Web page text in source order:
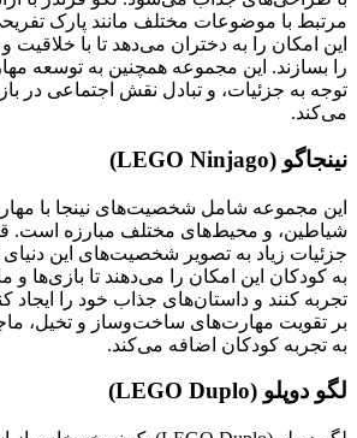
مرتبط با موضوعات مختلف مانند پارک
این امکان را به دختران می‌دهد تا با خلاقیت
را بسازند. این مجموعه همچنین به توسعه
توجه به جزئیات، و تبادل نقش اجتماعی در
می‌کند.
نینجاگو (LEGO Ninjago)
این مجموعه شامل شخصیت‌های نینجا با
شیاطین، و محیط‌های مختلف مبارزه است.
جزئیات زیاد به تصویر شخصیت‌های این دنیای
به کودکان این امکان را می‌دهند تا بازی‌ها و
تجربه کنند و داستان‌های جذاب خود را ایجاد
بر تقویت مهارت‌های ساخت‌وساز و تخیل،
به تجربه کودکان اضافه می‌کند.
لگو دوپلو (LEGO Duplo)